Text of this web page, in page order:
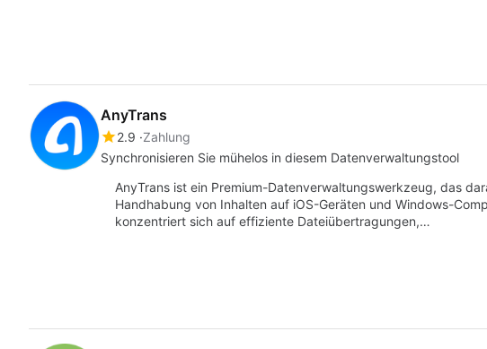
AnyTrans
2.9 Zahlung
Synchronisieren Sie mühelos in diesem Datenverwaltungstool
AnyTrans ist ein Premium-Datenverwaltungswerkzeug, das
Handhabung von Inhalten auf iOS-Geräten und Windows-
konzentriert sich auf effiziente Dateiübertragungen,…